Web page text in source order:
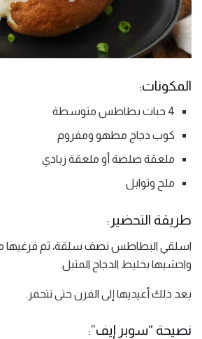
المكونات:
4 حبات بطاطس متوسطة
كوب دجاج مطهو ومفروم
ملعقة صلصة أو ملعقة زبادي
ملح وتوابل
طريقة التحضير:
اسلقي البطاطس نصف سلقة، ثم فرغيها من
واحشيها بخليط الدجاج المتبل.
بعد ذلك أعيديها إلى الفرن حتى تتحمر.
نصيحة “سوبر إيف”: